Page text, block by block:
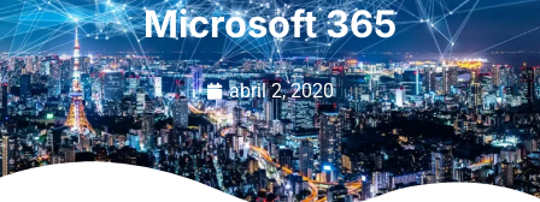
Microsoft 365
abril 2, 2020